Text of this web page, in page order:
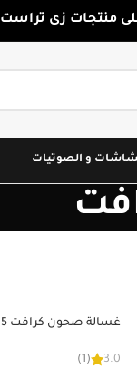
منتجات زى تراست
و الصوتيات
-40%
3.0
(1)